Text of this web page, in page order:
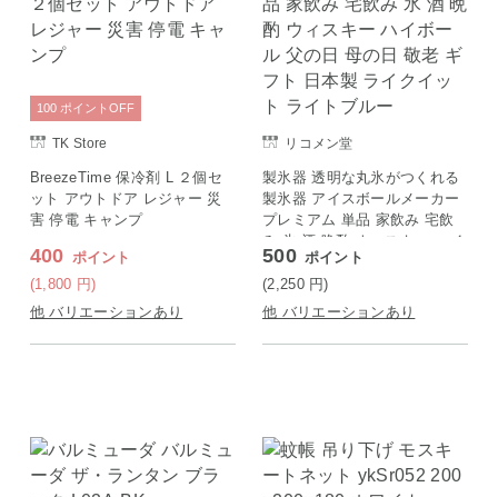
TK Store
BreezeTime 保冷剤 L ２個セ
ット アウトドア レジャー 災
害 停電 キャンプ
400 ポイント
(1,800 円)
100 ポイント OFF
他 バリエーションあり
リコメン堂
製氷器 透明な丸氷がつくれる
製氷器 アイスボールメーカー
プレミアム 単品 家飲み 宅飲
み 氷 酒 晩酌 ウィスキー ハイ
ボール 父の日 母の日 敬老 ギ
フト 日本製 ライクイット ラ
イトブルー
500 ポイント
(2,250 円)
他 バリエーションあり